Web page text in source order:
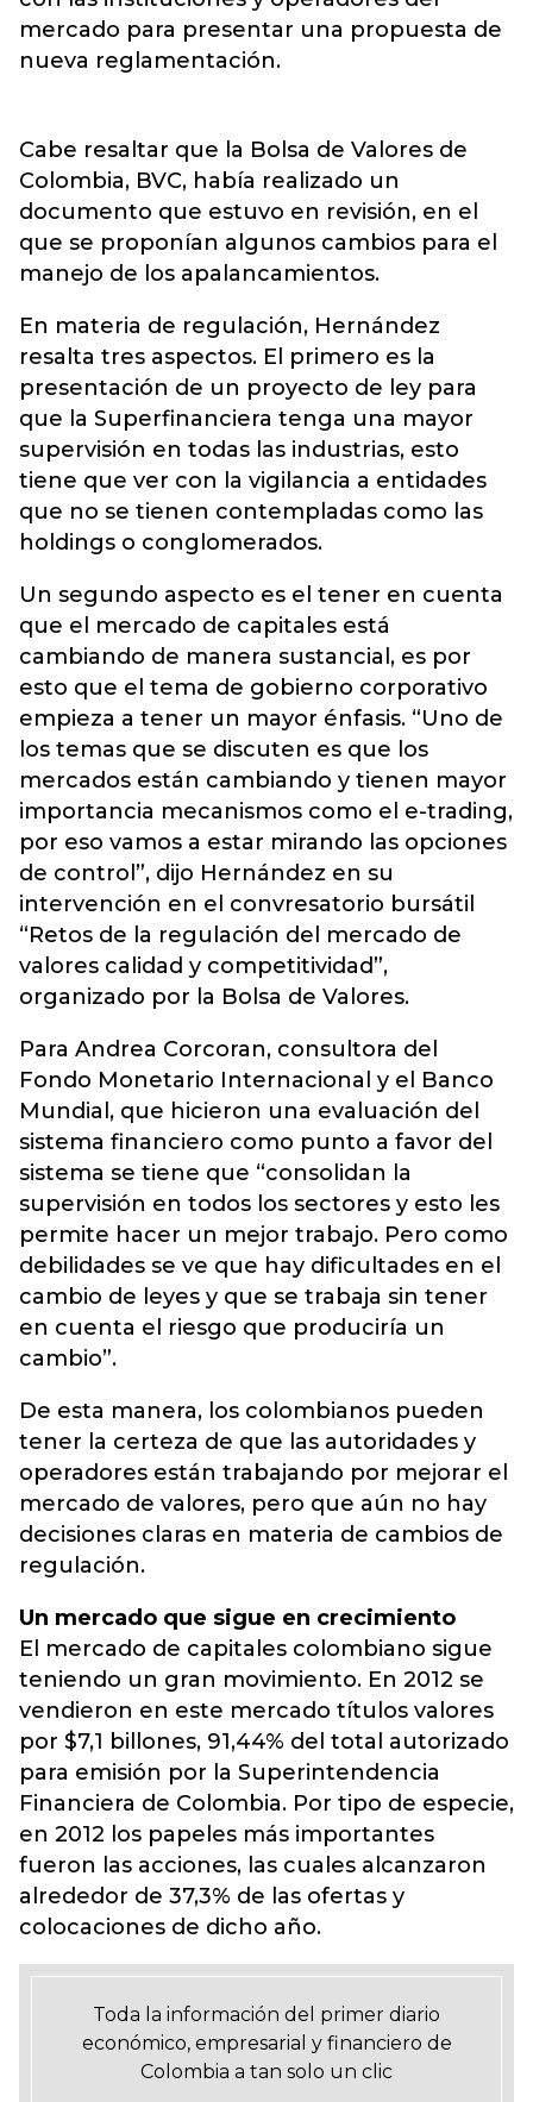
mercado para presentar una propuesta de
nueva reglamentación.
Cabe resaltar que la Bolsa de Valores de
Colombia, BVC, había realizado un
documento que estuvo en revisión, en el
que se proponían algunos cambios para el
manejo de los apalancamientos.
En materia de regulación, Hernández
resalta tres aspectos. El primero es la
presentación de un proyecto de ley para
que la Superfinanciera tenga una mayor
supervisión en todas las industrias, esto
tiene que ver con la vigilancia a entidades
que no se tienen contempladas como las
holdings o conglomerados.
Un segundo aspecto es el tener en cuenta
que el mercado de capitales está
cambiando de manera sustancial, es por
esto que el tema de gobierno corporativo
empieza a tener un mayor énfasis. “Uno de
los temas que se discuten es que los
mercados están cambiando y tienen mayor
importancia mecanismos como el e-trading,
por eso vamos a estar mirando las opciones
de control”, dijo Hernández en su
intervención en el convresatorio bursátil
“Retos de la regulación del mercado de
valores calidad y competitividad”,
organizado por la Bolsa de Valores.
Para Andrea Corcoran, consultora del
Fondo Monetario Internacional y el Banco
Mundial, que hicieron una evaluación del
sistema financiero como punto a favor del
sistema se tiene que “consolidan la
supervisión en todos los sectores y esto les
permite hacer un mejor trabajo. Pero como
debilidades se ve que hay dificultades en el
cambio de leyes y que se trabaja sin tener
en cuenta el riesgo que produciría un
cambio”.
De esta manera, los colombianos pueden
tener la certeza de que las autoridades y
operadores están trabajando por mejorar el
mercado de valores, pero que aún no hay
decisiones claras en materia de cambios de
regulación.
Un mercado que sigue en crecimiento
El mercado de capitales colombiano sigue
teniendo un gran movimiento. En 2012 se
vendieron en este mercado títulos valores
por $7,1 billones, 91,44% del total autorizado
para emisión por la Superintendencia
Financiera de Colombia. Por tipo de especie,
en 2012 los papeles más importantes
fueron las acciones, las cuales alcanzaron
alrededor de 37,3% de las ofertas y
colocaciones de dicho año.
Toda la información del primer diario
económico, empresarial y financiero de
Colombia a tan solo un clic